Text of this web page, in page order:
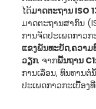
ໄດ້ມາດຕະຖານ ISO
ມາດຕະຖານສາກົນ
ການຈັດປະເພດກາວກ
ແຂງພັນທະບັດ,ຄວາມ
ວຽກ. ຈາກພື້ນຖານ C1
ການເລື່ອນ, ທົນທານ
ປະເພດກາວກະເບື້ອ